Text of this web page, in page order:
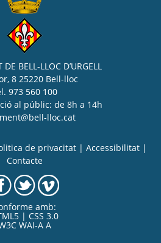
BELL-LLOC D’URGELL
8 25220 Bell-lloc
973 560 100
al públic: de 8h a 14h
lloc.cat
de privacitat Accessibilitat
Contacte
amb:
| CSS 3.0
WAI-A A